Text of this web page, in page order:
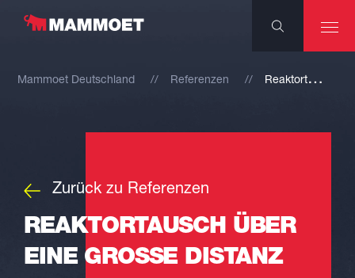
Mammoet Deutschland Referenzen R
eaktortausch über eine große Distanz
Zurück zu Referenzen
REAKTORTAUSCH ÜBER
EINE GROSSE DISTANZ